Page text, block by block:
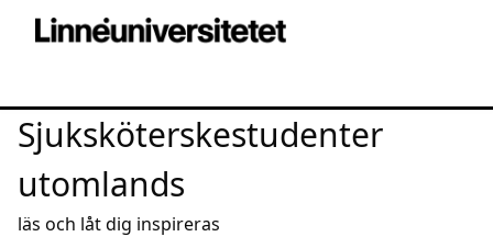
Sjuksköterskestudenter
utomlands
läs och låt dig inspireras